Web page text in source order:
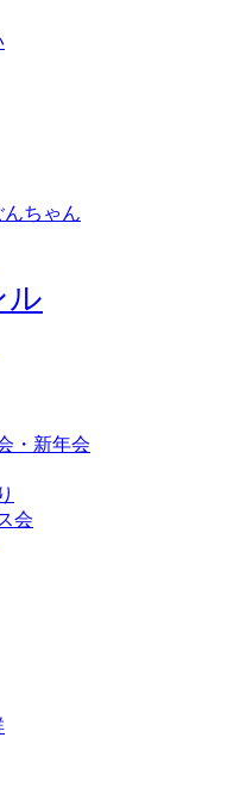
ちゃん
ル
・新年会
会